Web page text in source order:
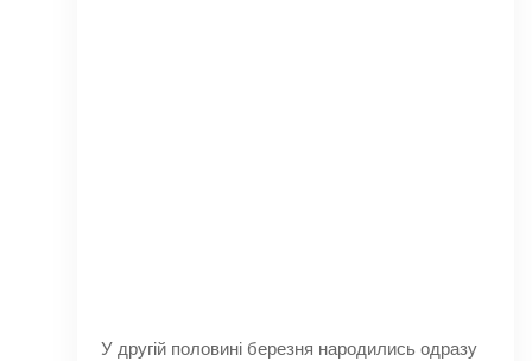
У другій половині березня народились одразу